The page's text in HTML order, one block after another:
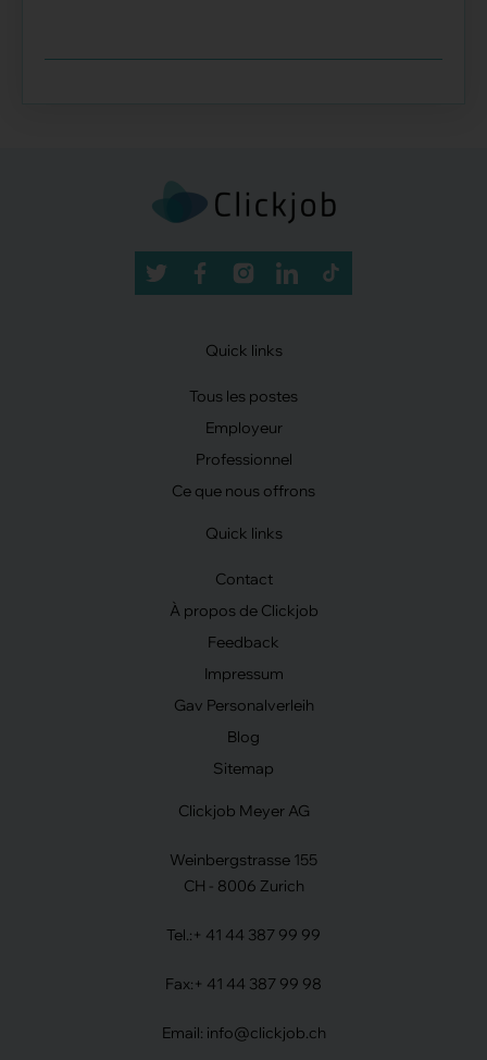
Quick links
Tous les postes
Employeur
Professionnel
Ce que nous offrons
Quick links
Contact
À propos de Clickjob
Feedback
Impressum
Gav Personalverleih
Blog
Sitemap
Clickjob Meyer AG
Weinbergstrasse 155
CH - 8006 Zurich
Tel.: + 41 44 387 99 99
Fax: + 41 44 387 99 98
Email: info@clickjob.ch